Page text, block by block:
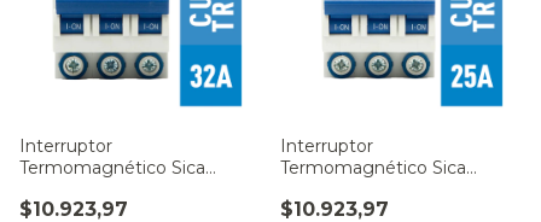
Interruptor
Termomagnético Sica
$10.923,97
Interruptor
Termomagnético Sica
$10.923,97